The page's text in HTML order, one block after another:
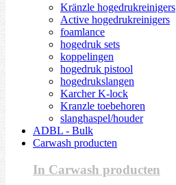
Kränzle hogedrukreinigers
Active hogedrukreinigers
foamlance
hogedruk sets
koppelingen
hogedruk pistool
hogedrukslangen
Karcher K-lock
Kranzle toebehoren
slanghaspel/houder
ADBL - Bulk
Carwash producten
In Carwash producten